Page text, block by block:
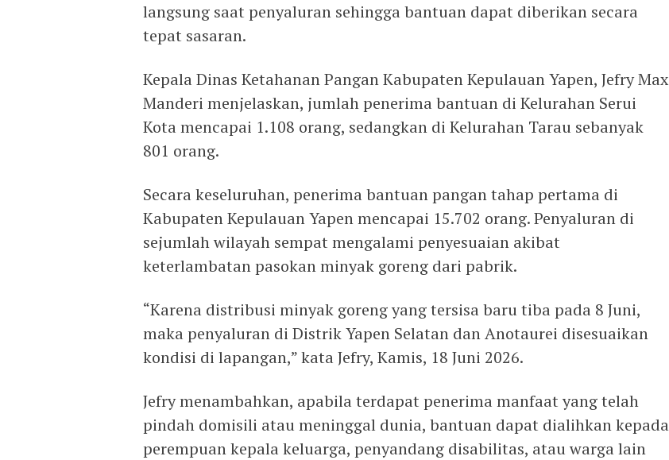
langsung saat penyaluran sehingga bantuan dapat diberikan secara
tepat sasaran.
Kepala Dinas Ketahanan Pangan Kabupaten Kepulauan Yapen, Jefry Max
Manderi menjelaskan, jumlah penerima bantuan di Kelurahan Serui
Kota mencapai 1.108 orang, sedangkan di Kelurahan Tarau sebanyak
801 orang.
Secara keseluruhan, penerima bantuan pangan tahap pertama di
Kabupaten Kepulauan Yapen mencapai 15.702 orang. Penyaluran di
sejumlah wilayah sempat mengalami penyesuaian akibat
keterlambatan pasokan minyak goreng dari pabrik.
“Karena distribusi minyak goreng yang tersisa baru tiba pada 8 Juni,
maka penyaluran di Distrik Yapen Selatan dan Anotaurei disesuaikan
kondisi di lapangan,” kata Jefry, Kamis, 18 Juni 2026.
Jefry menambahkan, apabila terdapat penerima manfaat yang telah
pindah domisili atau meninggal dunia, bantuan dapat dialihkan kepada
perempuan kepala keluarga, penyandang disabilitas, atau warga lain